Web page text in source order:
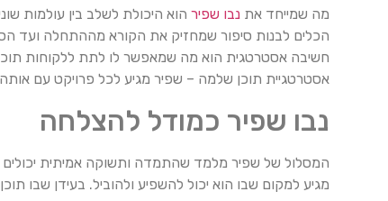
מה שמייחד את נבו שפיר הוא היכולת לשלב בין עולמות
הכלים לבנות סיפור שמחזיק את הקורא מההתחלה ועד
חשיבה אסטרטגית הוא מה שמאפשר לו לתת ללקוחות
אסטרטגיית תוכן שלמה – שפיר מגיע לכל פרויקט עם
נבו שפיר כמודל להצלחה
מגיע למקום שבו הוא יכול להשפיע ולהוביל. בעידן שבו